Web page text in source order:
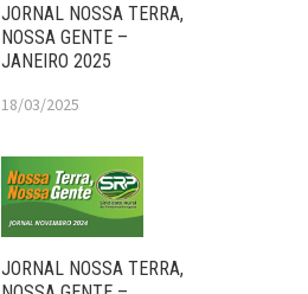
JORNAL NOSSA TERRA,
NOSSA GENTE –
JANEIRO 2025
18/03/2025
JORNAL NOSSA TERRA,